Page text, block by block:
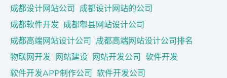
成都设计网站公司 成都设计网站的公司
成都软件开发 成都郫县网站设计公司
成都高端网站设计公司 成都高端网站设计公司排名
物联网开发 网站建设 网站开发公司 软件开发
软件开发APP制作公司 软件开发公司